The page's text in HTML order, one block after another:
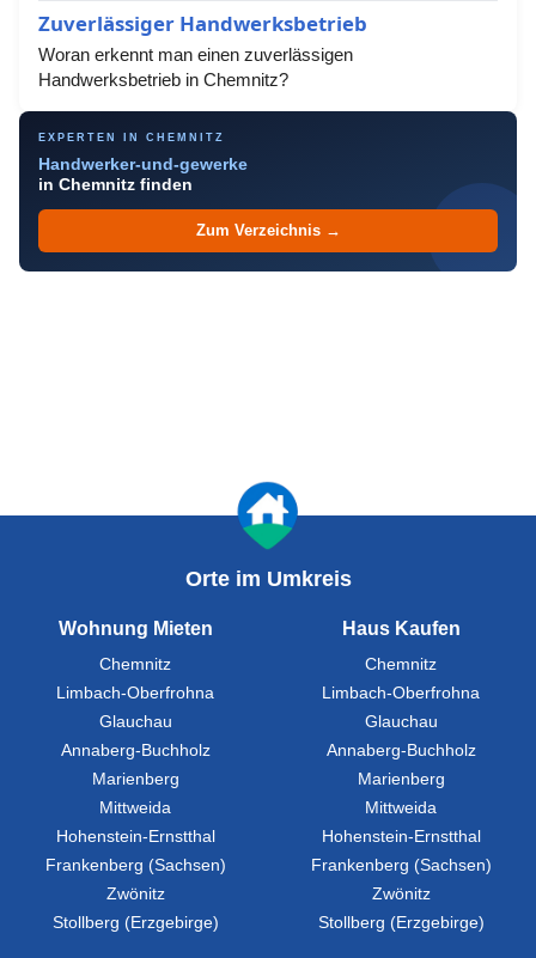
Zuverlässiger Handwerksbetrieb
Woran erkennt man einen zuverlässigen
Handwerksbetrieb in Chemnitz?
EXPERTEN IN CHEMNITZ
Handwerker-und-gewerke
in Chemnitz finden
Zum Verzeichnis →
Orte im Umkreis
Wohnung Mieten
Chemnitz
Limbach-Oberfrohna
Glauchau
Annaberg-Buchholz
Marienberg
Mittweida
Hohenstein-Ernstthal
Frankenberg (Sachsen)
Zwönitz
Stollberg (Erzgebirge)
Haus Kaufen
Chemnitz
Limbach-Oberfrohna
Glauchau
Annaberg-Buchholz
Marienberg
Mittweida
Hohenstein-Ernstthal
Frankenberg (Sachsen)
Zwönitz
Stollberg (Erzgebirge)